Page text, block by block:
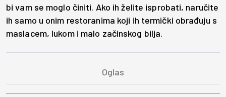
bi vam se moglo činiti. Ako ih želite isprobati, naručite
ih samo u onim restoranima koji ih termički obrađuju s
maslacem, lukom i malo začinskog bilja.